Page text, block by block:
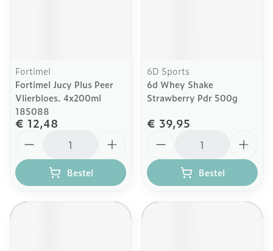
Fortimel
Fortimel Jucy Plus Peer
Vlierbloes. 4x200ml
185088
€ 12,48
Bestel
6D Sports
6d Whey Shake
Strawberry Pdr 500g
€ 39,95
Bestel